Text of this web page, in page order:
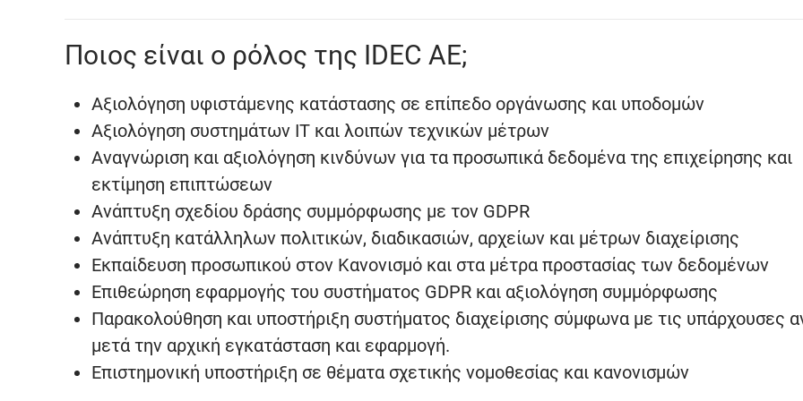
Ποιος είναι ο ρόλος της IDEC AE;
Αξιολόγηση υφιστάμενης κατάστασης σε επίπεδο οργάνωσης και υποδομών
Αξιολόγηση συστημάτων ΙΤ και λοιπών τεχνικών μέτρων
Αναγνώριση και αξιολόγηση κινδύνων για τα προσωπικά δεδομένα της επιχείρησης και
εκτίμηση επιπτώσεων
Ανάπτυξη σχεδίου δράσης συμμόρφωσης με τον GDPR
Ανάπτυξη κατάλληλων πολιτικών, διαδικασιών, αρχείων και μέτρων διαχείρισης
Εκπαίδευση προσωπικού στον Κανονισμό και στα μέτρα προστασίας των δεδομένων
Επιθεώρηση εφαρμογής του συστήματος GDPR και αξιολόγηση συμμόρφωσης
Παρακολούθηση και υποστήριξη συστήματος διαχείρισης σύμφωνα με τις υπάρχουσες
μετά την αρχική εγκατάσταση και εφαρμογή.
Επιστημονική υποστήριξη σε θέματα σχετικής νομοθεσίας και κανονισμών